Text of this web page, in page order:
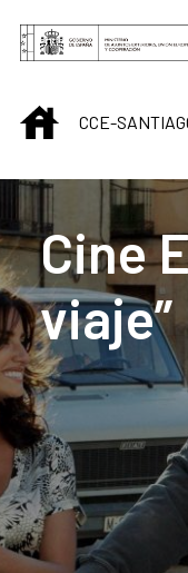
Saltar al contenido
INICIO
CCE-
Centro
Cine
viaje”